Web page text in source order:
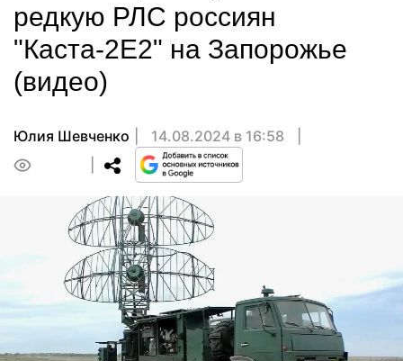
редкую РЛС россиян
"Каста-2Е2" на Запорожье
(видео)
Юлия Шевченко
14.08.2024 в 16:58